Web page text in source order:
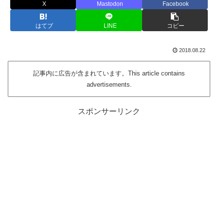
X Mastodon Facebook
はてブ LINE コピー
2018.08.22
記事内に広告が含まれています。This article contains
advertisements.
スポンサーリンク